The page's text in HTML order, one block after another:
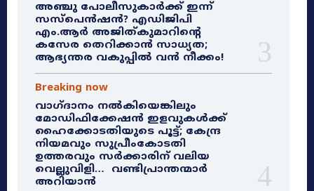
അഞ്ചു പോലീസുകാർക്ക് ഇന്ന്
സസ്‌പെൻഷൻ? എഡിജിപി
എം.ആർ അജിത്കുമാറിൻ്റെ
കസേര തെറിക്കാൻ സാധ്യത;
ആഭ്യന്തര വകുപ്പിൽ വൻ നീക്കം!
Breaking now
വാഗ്ദാനം നൽകിയെങ്കിലും
മോഡിഫിക്കേഷൻ ഇളവുകൾക്ക്
ഹൈക്കോടതിയുടെ പൂട്ട്; കേന്ദ്ര
നിയമവും സുപ്രീംകോടതി
ഉത്തരവും സർക്കാരിന് വലിയ
വെല്ലുവിളി… വണ്ടിപ്രാന്തന്മാർ
അറിയാൻ